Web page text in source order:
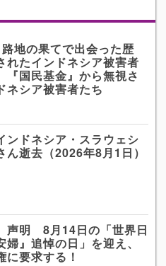
路地の果てで出会った歴
れたインドネシア被害者
国民基金』から無視さ
ネシア被害者たち
ンドネシア・スラウェシ
ん逝去（2026年8月1日）
声明 8月14日の「世界日
婦』追悼の日」を迎え、
に要求する！